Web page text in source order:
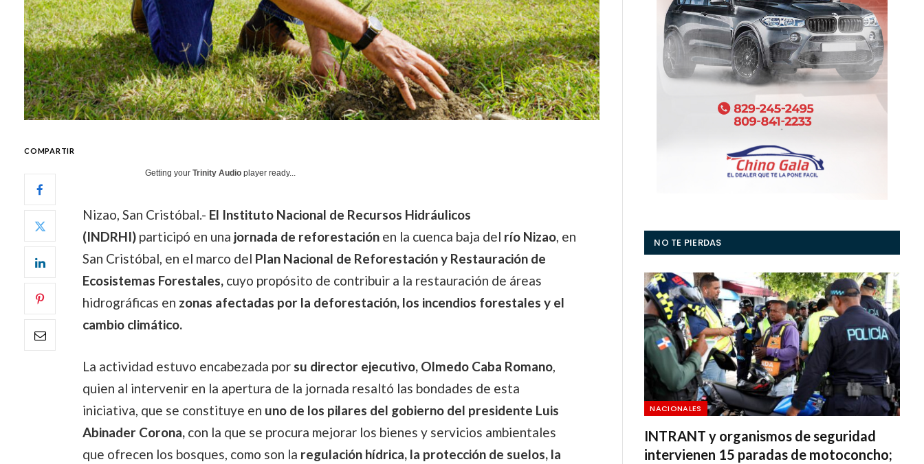
COMPARTIR
Getting your Trinity Audioplayer ready...
Nizao, San Cristóbal.- El Instituto Nacional de Recursos Hidráulicos
(INDRHI)participó en una jornada de reforestaciónen la cuenca baja del río Nizao, en
San Cristóbal, en el marco del Plan Nacional de Reforestación y Restauración de
Ecosistemas Forestales, cuyo propósito de contribuir a la restauración de áreas
hidrográficas en zonas afectadas por la deforestación, los incendios forestales y el
cambio climático.
La actividad estuvo encabezada por su director ejecutivo, Olmedo Caba Romano,
quien al intervenir en la apertura de la jornada resaltó las bondades de esta
iniciativa, que se constituye en uno de los pilares del gobierno del presidente Luis
Abinader Corona,con la que se procura mejorar los bienes y servicios ambientales
que ofrecen los bosques, como son la regulación hídrica, la protección de suelos, la
NO TE PIERDAS
NACIONALES
INTRANT y organismos de seguridad
intervienen 15 paradas de motoconcho;